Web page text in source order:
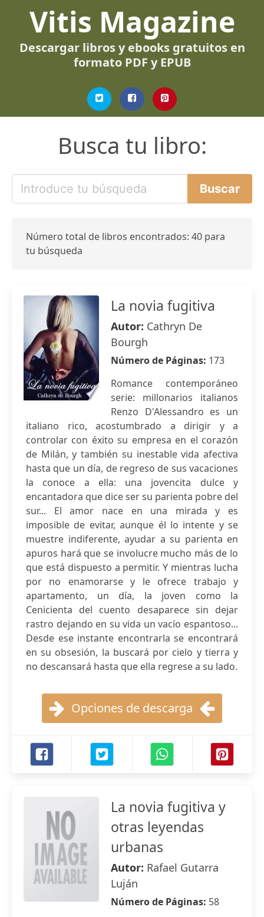
Vitis Magazine
Descargar libros y ebooks gratuitos en
formato PDF y EPUB
Busca tu libro:
Número total de libros encontrados: 40 para
tu búsqueda
La novia fugitiva
Autor: Cathryn De
Bourgh
Número de Páginas: 173
Romance contemporáneo
serie: millonarios italianos
Renzo D'Alessandro es un
italiano rico, acostumbrado a dirigir y a
controlar con éxito su empresa en el corazón
de Milán, y también su inestable vida afectiva
hasta que un día, de regreso de sus vacaciones
la conoce a ella: una jovencita dulce y
encantadora que dice ser su parienta pobre del
sur... El amor nace en una mirada y es
imposible de evitar, aunque él lo intente y se
muestre indiferente, ayudar a su parienta en
apuros hará que se involucre mucho más de lo
que está dispuesto a permitir. Y mientras lucha
por no enamorarse y le ofrece trabajo y
apartamento, un día, la joven como la
Cenicienta del cuento desaparece sin dejar
rastro dejando en su vida un vacío espantoso...
Desde ese instante encontrarla se encontrará
en su obsesión, la buscará por cielo y tierra y
no descansará hasta que ella regrese a su lado.
Opciones de descarga
La novia fugitiva y
otras leyendas
urbanas
Autor: Rafael Gutarra
Luján
Número de Páginas: 58